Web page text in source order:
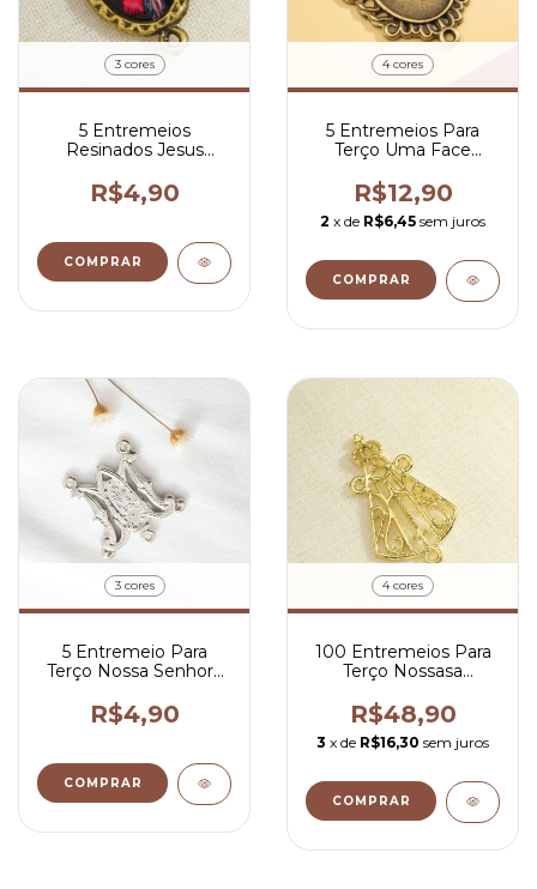
3 cores
5 Entremeios
Resinados Jesus
Terço 2x1,5 cm
R$4,90
COMPRAR
4 cores
5 Entremeios Para
Terço Uma Face
Personalizar 4,7x3,8
cm
R$12,90
2 x de R$6,45 sem juros
COMPRAR
3 cores
5 Entremeio Para
Terço Nossa Senhora
R$4,90
COMPRAR
4 cores
100 Entremeios Para
Terço Nossasa
4,3x2,2 cm
R$48,90
3 x de R$16,30 sem juros
COMPRAR